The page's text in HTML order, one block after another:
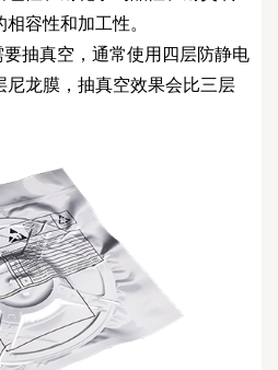
容性和加工性。
抽真空，通常使用四层防静电
尼龙膜，抽真空效果会比三层